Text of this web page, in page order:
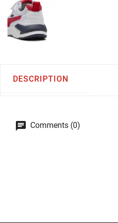
DESCRIPTION
Comments (0)